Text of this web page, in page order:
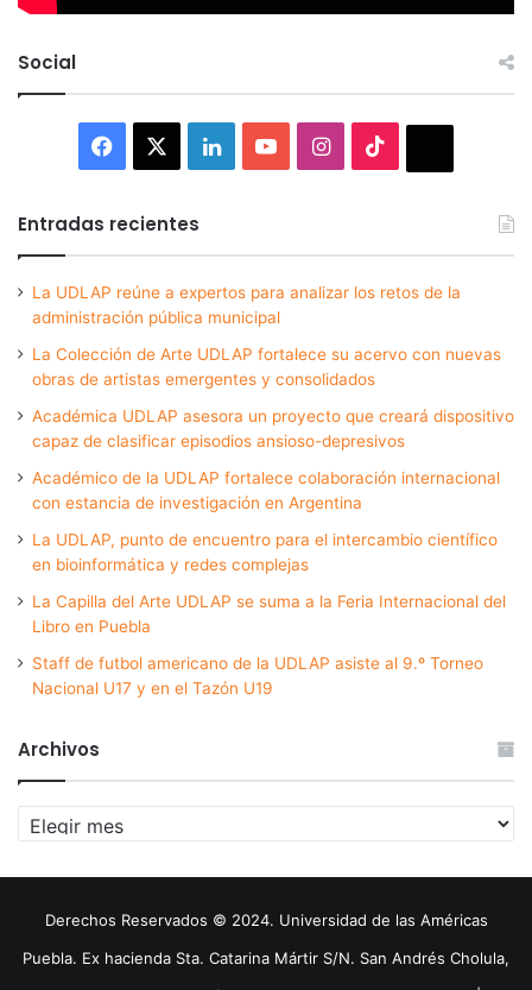
Social
Facebook LinkedInYouTubeInstagram
Entradas recientes
La UDLAP reúne a expertos para analizar los retos de la
administración pública municipal
La Colección de Arte UDLAP fortalece su acervo con nuevas
obras de artistas emergentes y consolidados
Académica UDLAP asesora un proyecto que creará dispositivo
capaz de clasificar episodios ansioso-depresivos
Académico de la UDLAP fortalece colaboración internacional
con estancia de investigación en Argentina
La UDLAP, punto de encuentro para el intercambio científico
en bioinformática y redes complejas
La Capilla del Arte UDLAP se suma a la Feria Internacional del
Libro en Puebla
Staff de futbol americano de la UDLAP asiste al 9.º Torneo
Nacional U17 y en el Tazón U19
Archivos
Archivos
Derechos Reservados © 2024. Universidad de las Américas
Puebla. Ex hacienda Sta. Catarina Mártir S/N. San Andrés Cholula,